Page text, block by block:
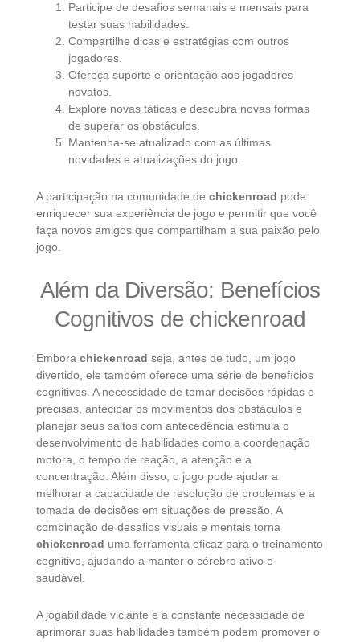
Participe de desafios semanais e mensais para
testar suas habilidades.
Compartilhe dicas e estratégias com outros
jogadores.
Ofereça suporte e orientação aos jogadores
novatos.
Explore novas táticas e descubra novas formas
de superar os obstáculos.
Mantenha-se atualizado com as últimas
novidades e atualizações do jogo.
A participação na comunidade de chickenroad pode
enriquecer sua experiência de jogo e permitir que você
faça novos amigos que compartilham a sua paixão pelo
jogo.
Além da Diversão: Benefícios
Cognitivos de chickenroad
Embora chickenroad seja, antes de tudo, um jogo
divertido, ele também oferece uma série de benefícios
cognitivos. A necessidade de tomar decisões rápidas e
precisas, antecipar os movimentos dos obstáculos e
planejar seus saltos com antecedência estimula o
desenvolvimento de habilidades como a coordenação
motora, o tempo de reação, a atenção e a
concentração. Além disso, o jogo pode ajudar a
melhorar a capacidade de resolução de problemas e a
tomada de decisões em situações de pressão. A
combinação de desafios visuais e mentais torna
chickenroad uma ferramenta eficaz para o treinamento
cognitivo, ajudando a manter o cérebro ativo e
saudável.
A jogabilidade viciante e a constante necessidade de
aprimorar suas habilidades também podem promover o